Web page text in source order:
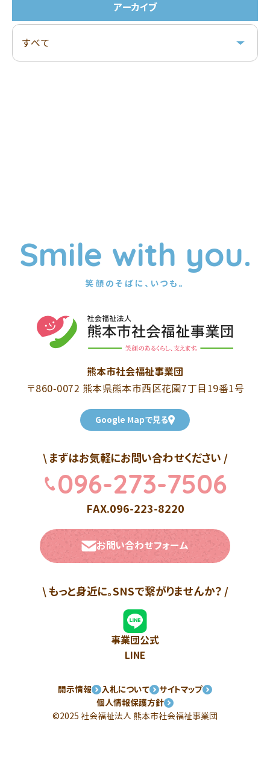
アーカイブ
Smile with you.
笑顔のそばに、いつも。
熊本市社会福祉事業団
〒860-0072 熊本県熊本市西区花園7丁目19番1号
Google Mapで見る
\ まずはお気軽にお問い合わせください /
096-273-7506
FAX.096-223-8220
お問い合わせフォーム
\ もっと身近に。SNSで繋がりませんか？ /
事業団公式
LINE
開示情報 入札について
サイトマップ
個人情報保護方針
©2025 社会福祉法人 熊本市社会福祉事業団